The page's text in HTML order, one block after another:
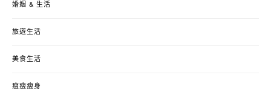
婚姻 & 生活
旅遊生活
美食生活
瘦瘦瘦身